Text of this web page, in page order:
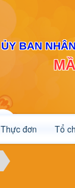
ỦY BAN
Thực đơn Tổ